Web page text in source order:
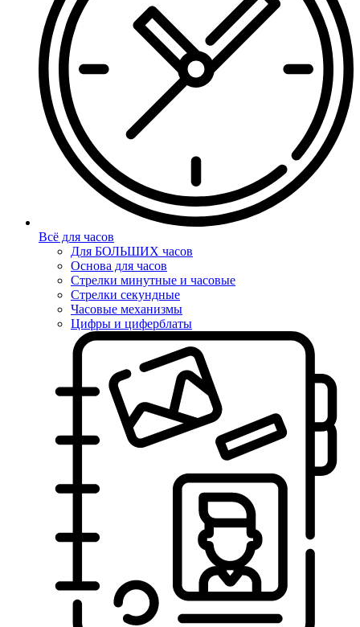
Всё для часов
Для БОЛЬШИХ часов
Основа для часов
Стрелки минутные и часовые
Стрелки секундные
Часовые механизмы
Цифры и циферблаты